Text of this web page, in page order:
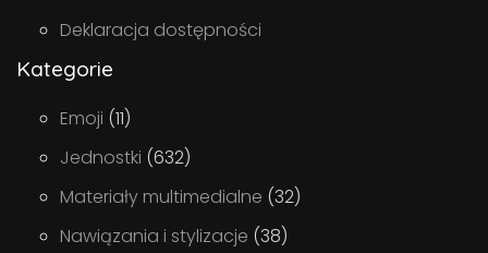
Deklaracja dostępności
Kategorie
Emoji (11)
Jednostki (632)
Materiały multimedialne (32)
Nawiązania i stylizacje (38)